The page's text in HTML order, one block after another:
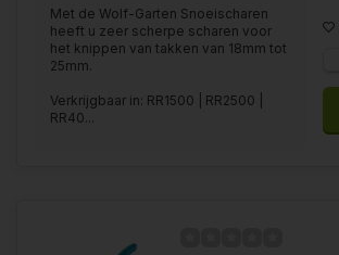
Met de Wolf-Garten Snoeischaren
heeft u zeer scherpe scharen voor
het knippen van takken van 18mm tot
25mm.
Verkrijgbaar in: RR1500 | RR2500 |
RR40...